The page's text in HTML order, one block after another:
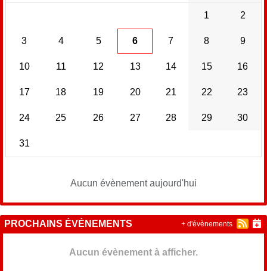
1 2
3 4 5 6 7 8 9
10 11 12 13 14 15 16
17 18 19 20 21 22 23
24 25 26 27 28 29 30
31
Aucun évènement aujourd'hui
PROCHAINS ÉVÉNEMENTS
Aucun évènement à afficher.
+ d'évènements